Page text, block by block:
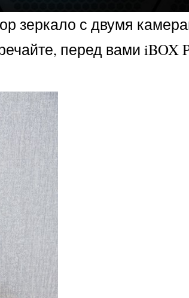
зеркало с двумя
перед вами iBOX